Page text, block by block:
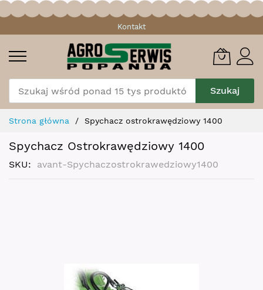
Przejdź
Kontakt
Szukaj
Strona główna Spychacz ostrokrawędziowy 1400
Spychacz Ostrokrawędziowy 1400
SKU avant-Spychaczostrokrawedziowy1400